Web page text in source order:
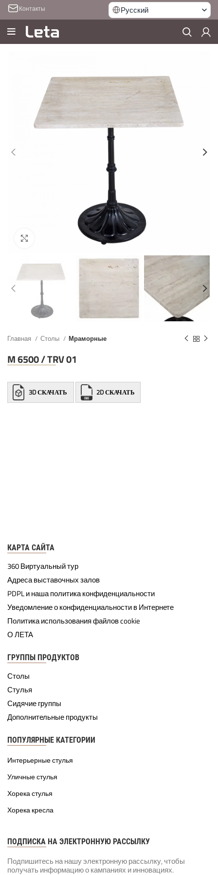
Контакты Русский
Главная Столы Мраморные
M 6500 / TRV 01
3D СКАЧАТЬ 2D СКАЧАТЬ
КАРТА САЙТА
360 Виртуальный тур
Адреса выставочных залов
PDPL и наша политика конфиденциальности
Уведомление о конфиденциальности в Интернете
Политика использования файлов cookie
О ЛЕТА
ГРУППЫ ПРОДУКТОВ
Столы
Стулья
Сидячие группы
Дополнительные продукты
ПОПУЛЯРНЫЕ КАТЕГОРИИ
Интерьерные стулья
Уличные стулья
Хорека стулья
Хорека кресла
ПОДПИСКА НА ЭЛЕКТРОННУЮ РАССЫЛКУ
Подпишитесь на нашу электронную рассылку, чтобы
получать информацию о кампаниях и инновациях.